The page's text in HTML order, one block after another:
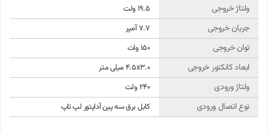
– ورودی: ۱۰۰–۲۴۰ ولت AC، ۵۰/۶۰ هرتز
– خروجی: ۱۹.۵ ولت و 7.۷ آمپر
– توان خروجی: حدود ۱5۰ وات
– نوع سوکت: ۳.۰ × ۴.۵ میلی‌متر (Slim) با پین داخلی
– طراحی: باریک و سبک‌وزن برای حمل آسان
محصولات مرتبط
برای خرید شارژرهای لپ‌تاپ ، می‌توانید به لینک زیر مراجعه کنید:
ولتاژ خروجی 19.5 ولت
جریان خروجی 7.7 آمپر
توان خروجی 150 وات
ابعاد کانکتور خروجی 4.5x3.0 میلی متر
ولتاژ ورودی 240 ولت
نوع اتصال ورودی کابل برق سه پین آداپتور لپ تاپ